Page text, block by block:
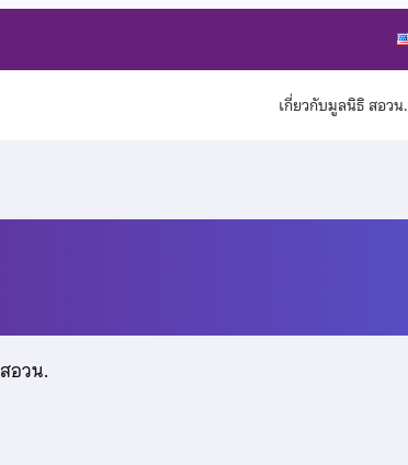
เกี่ยวกับมูลนิธิ สอวน.
อวน.